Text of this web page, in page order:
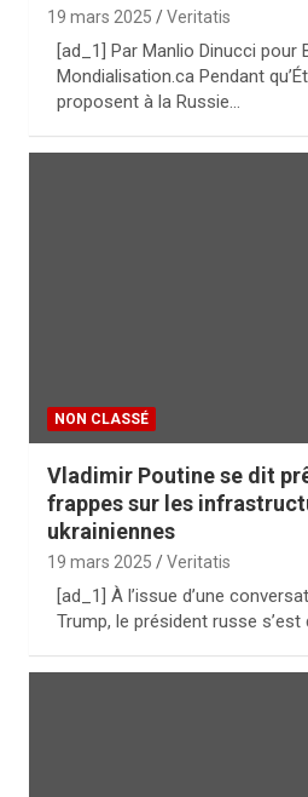
19 mars 2025 Veritatis
[ad_1] Par Manlio Dinucci pour
Mondialisation.ca Pendant
proposent à la Russie…
NON CLASSÉ
Vladimir Poutine se dit
frappes sur les
ukrainiennes
19 mars 2025 Veritatis
[ad_1] À l’issue d’une
Trump, le président russe